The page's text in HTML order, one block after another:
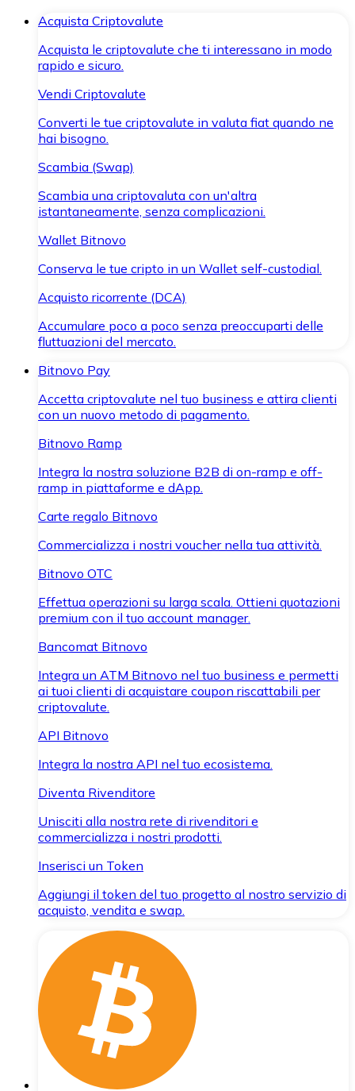
Acquista Criptovalute
Acquista le criptovalute che ti interessano in modo
rapido e sicuro.
Vendi Criptovalute
Converti le tue criptovalute in valuta fiat quando ne
hai bisogno.
Scambia (Swap)
Scambia una criptovaluta con un'altra
istantaneamente, senza complicazioni.
Wallet Bitnovo
Conserva le tue cripto in un Wallet self-custodial.
Acquisto ricorrente (DCA)
Accumulare poco a poco senza preoccuparti delle
fluttuazioni del mercato.
Bitnovo Pay
Accetta criptovalute nel tuo business e attira clienti
con un nuovo metodo di pagamento.
Bitnovo Ramp
Integra la nostra soluzione B2B di on-ramp e off-
ramp in piattaforme e dApp.
Carte regalo Bitnovo
Commercializza i nostri voucher nella tua attività.
Bitnovo OTC
Effettua operazioni su larga scala. Ottieni quotazioni
premium con il tuo account manager.
Bancomat Bitnovo
Integra un ATM Bitnovo nel tuo business e permetti
ai tuoi clienti di acquistare coupon riscattabili per
criptovalute.
API Bitnovo
Integra la nostra API nel tuo ecosistema.
Diventa Rivenditore
Unisciti alla nostra rete di rivenditori e
commercializza i nostri prodotti.
Inserisci un Token
Aggiungi il token del tuo progetto al nostro servizio di
acquisto, vendita e swap.